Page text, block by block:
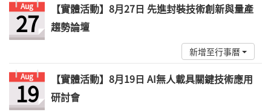
Aug
27
【實體活動】8月27日 先進封裝技術創新與量產
趨勢論壇
新增至行事曆
Aug
19
【實體活動】8月19日 AI無人載具關鍵技術應用
研討會